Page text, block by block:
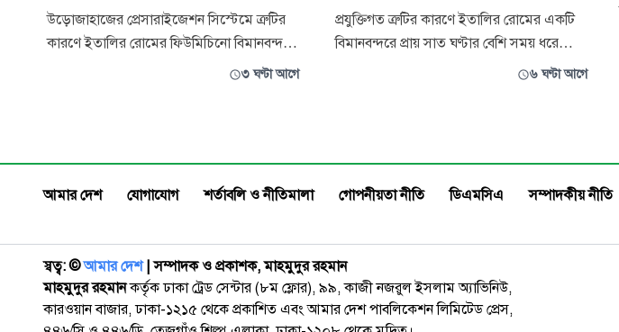
উড়োজাহাজের প্রেসারাইজেশন সিস্টেমে ত্রুটির
কারণে ইতালির রোমের ফিউমিচিনো বিমানবন্দরে
গ্রাউন্ডেড করা হয়েছে বিমান বাংলাদেশ
জানায়, স্থানীয় সময় বেলা আড়াইটার দিকে
৩ ঘণ্টা আগে
প্রযুক্তিগত ত্রুটির কারণে ইতালির রোমের একটি
বিমানবন্দরে প্রায় সাত ঘণ্টার বেশি সময় ধরে
আটকে রয়েছে বিমান বাংলাদেশ এয়ারলাইন্সের
নেওয়ার সময় ইতালির স্থান
৬ ঘণ্টা আগে
আমার দেশ যোগাযোগ শর্তাবলি ও নীতিমালা গোপনীয়তা নীতি ডিএমসিএ সম্পাদকীয় নীতি
স্বত্ব: ©️আমার দেশ| সম্পাদক ও প্রকাশক, মাহমুদুর রহমান
মাহমুদুর রহমানকর্তৃক ঢাকা ট্রেড সেন্টার (৮ম ফ্লোর), ৯৯, কাজী নজরুল ইসলাম অ্যাভিনিউ,
কারওয়ান বাজার, ঢাকা-১২১৫ থেকে প্রকাশিত এবং আমার দেশ পাবলিকেশন লিমিটেড প্রেস,